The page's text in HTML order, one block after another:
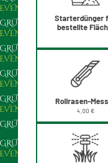
Starterdünger
bestellte
Rollrasen-
4,00 €